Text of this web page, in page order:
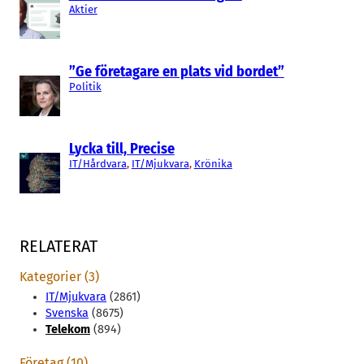
Aktier
”Ge företagare en plats vid bordet”
Politik
Lycka till, Precise
IT/Hårdvara, IT/Mjukvara, Krönika
RELATERAT
Kategorier (3)
IT/Mjukvara (2861)
Svenska (8675)
Telekom (894)